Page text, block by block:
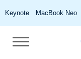
Keynote MacBook Neo